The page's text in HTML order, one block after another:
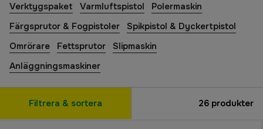
Verktygspaket
Varmluftspistol
Polermaskin
Färgsprutor & Fogpistoler
Spikpistol & Dyckertpistol
Omrörare
Fettsprutor
Slipmaskin
Anläggningsmaskiner
Filtrera & sortera 26 produkter